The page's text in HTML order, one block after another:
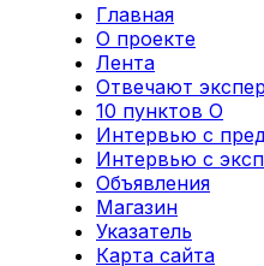
Главная
О проекте
Лента
Отвечают
10 пунктов О
Интервью с
Интервью с
Объявления
Магазин
Указатель
Карта сайта